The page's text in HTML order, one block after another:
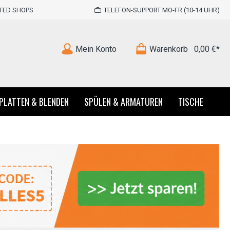
SHOPS TELEFON-SUPPORT MO-FR (10-14 UHR)
Mein Konto Warenkorb 0,00 €*
& BLENDEN SPÜLEN & ARMATUREN TISCHE
Namu
Salerno
Arbeitsplatte Tennessee Eiche
Sockelblenden